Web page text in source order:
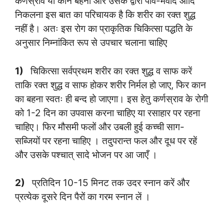
निकलना इस बात का परिचायक है कि शरीर का रक्त शुद्ध
नहीं है। अतः इस रोग का प्राकृतिक चिकित्सा पद्धति के
अनुसार निम्नांकित रूप से उपचार चलाना चाहिए
1)
चिकित्सा सर्वप्रथम शरीर का रक्त शुद्ध व साफ करें
ताकि रक्त शुद्ध व साफ होकर शरीर निर्मल हो जाए, फिर कान
का बहना स्वतः ही बन्द हो जाएगा। इस हेतु कर्णस्राव के रोगी
को 1-2 दिन का उपवास करना चाहिए या रसाहार पर रहना
चाहिए। फिर मौसमी फलों और उबली हुई कच्ची साग-
सब्जियों पर रहना चाहिए । तदुपरान्त फल और दूध पर रहें
और उसके पश्चात् सादे भोजन पर आ जाएँ ।
2)
प्रतिदिन 10-15 मिनट तक उदर स्नान करें और
प्रत्येक दूसरे दिन पैरों का गरम स्नान लें ।